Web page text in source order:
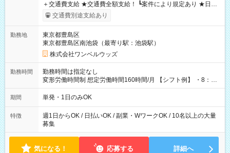
＋交通費支給 ★交通費全額支給！ ┗案件により規定あり ★日払
いOK！（規定あり） ┗働いたその日に現金GET♪ お仕事後はコ
ンビニATMから 日払い分を引き落とせます！ 【試用期間】試
交通費別途支給あり
勤務地
東京都豊島区
東京都豊島区南池袋（最寄り駅：池袋駅）
株式会社ワンベルウッズ
勤務時間
勤務時間は指定なし
変形労働時間制 想定労働時間160時間/月 【シフト例】 ・8：00
～21：00
期間 単発・1日のみOK
特徴
週1日からOK / 日払いOK / 副業・WワークOK / 10名以上の大量
募集
気になる！ 応募する 詳細へ